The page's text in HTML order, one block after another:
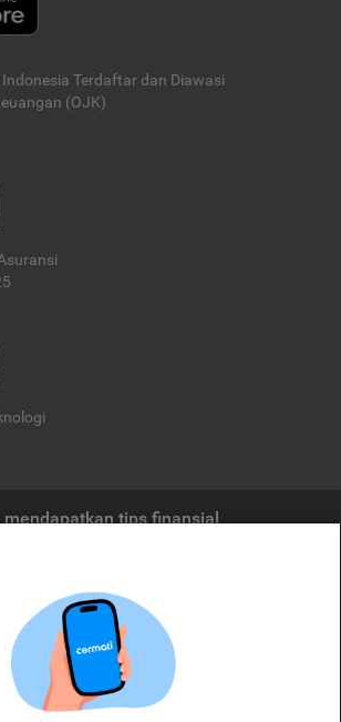
Terdaftar dan Diawasi
(OJK)
tips finansial
agregasi jasa keuangan yang terdaftar di
dan/atau layanan jasa keuangan yang
produk dan/atau layanan jasa keuangan yang
dan Cermati tidak bertanggung jawab atas tuntutan